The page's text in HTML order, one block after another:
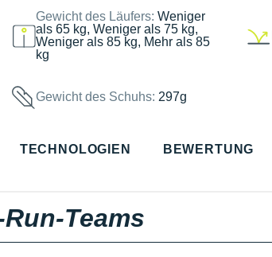
Gewicht des Läufers:Weniger
als 65 kg, Weniger als 75 kg,
Weniger als 85 kg, Mehr als 85
kg
Gewicht des Schuhs: 297g
TECHNOLOGIEN BEWERTUNG
Teams